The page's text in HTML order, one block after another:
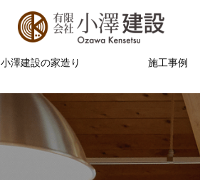
小澤建設の家造り 施工事例